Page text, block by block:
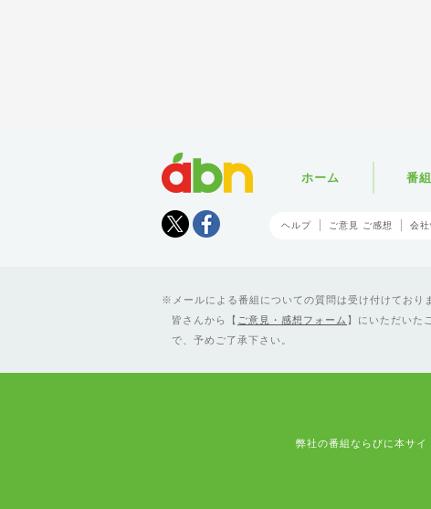
Tweet
ホーム 番組
ヘルプ ご意見 ご感想 会社
メールによる番組についての質問は受け付けてお
皆さんから【 ご意見・感想フォーム 】にいただいた
で、予めご了承下さい。
弊社の番組ならびに本サイ